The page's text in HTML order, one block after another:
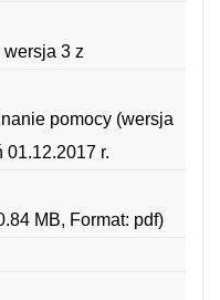
3 z
pomocy (wersja
r.
MB, Format: pdf)